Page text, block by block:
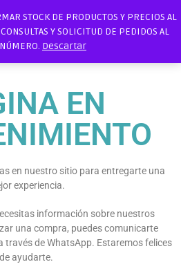
STOCK DE PRODUCTOS Y PRECIOS AL
Y SOLICITUD DE PEDIDOS AL
Descartar
EN
en nuestro sitio para entregarte una
experiencia.
información sobre nuestros
una compra, puedes comunicarte
de WhatsApp. Estaremos felices
de ayudarte.